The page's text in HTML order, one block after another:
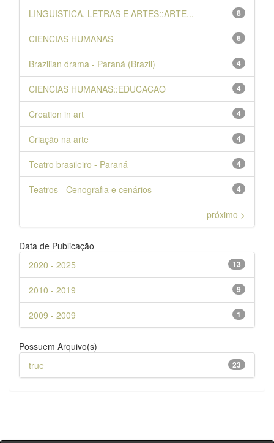
8
LINGUISTICA, LETRAS E ARTES::ARTE...
6
CIENCIAS HUMANAS
4
Brazilian drama - Paraná (Brazil)
4
CIENCIAS HUMANAS::EDUCACAO
4
Creation in art
4
Criação na arte
4
Teatro brasileiro - Paraná
4
Teatros - Cenografia e cenários
próximo >
Data de Publicação
13
2020 - 2025
9
2010 - 2019
1
2009 - 2009
Possuem Arquivo(s)
23
true